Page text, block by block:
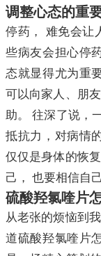
调整心态的重
停药， 难免会让
些病友会担心停
态就显得尤为重
可以向家人、朋
助。 往深了说，
抵抗力，对病情
仅仅是身体的恢
己， 也要相信自己
硫酸羟氯喹片
从老张的烦恼到
道硫酸羟氯喹片